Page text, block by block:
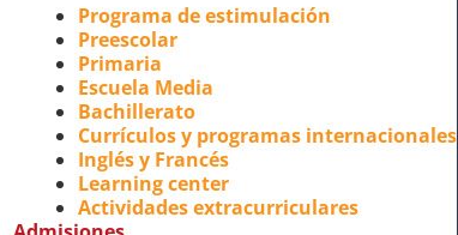
Programa de estimulación
Preescolar
Primaria
Escuela Media
Bachillerato
Currículos y programas internacionales
Inglés y Francés
Learning center
Actividades extracurriculares